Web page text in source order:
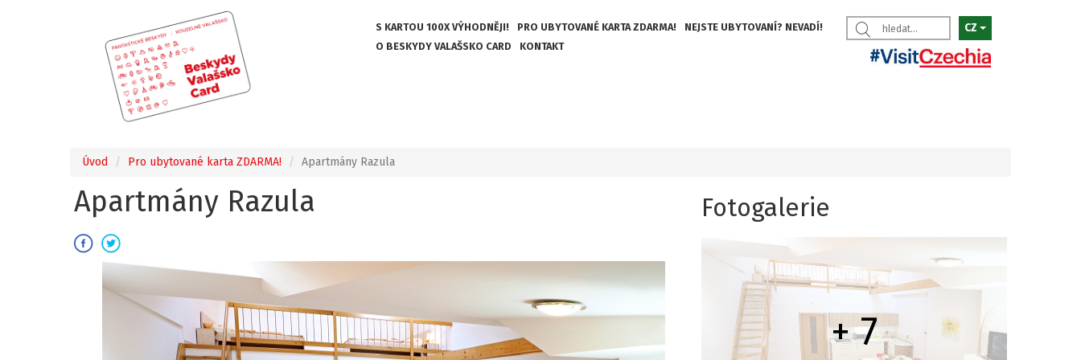
S KARTOU 100X VÝHODNĚJI! PRO UBYTOVANÉ KARTA ZDARMA!
NEJSTE UBYTOVANÍ? NEVADÍ!
O BESKYDY VALAŠSKO CARD
KONTAKT
CZ
Úvod Pro ubytované karta ZDARMA! Apartmány Razula
Apartmány Razula Fotogalerie
+ 7